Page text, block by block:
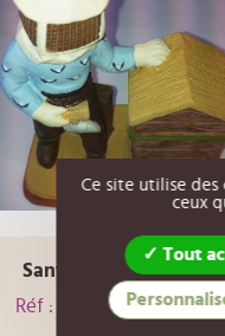
Santon Apiculteur
Réf : 00BT10
4,00 €
Ce site utilise des
ceux
Tout